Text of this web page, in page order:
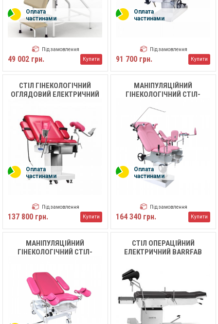
Оплата
частинами
Під замовлення
49 002 грн. Купити
Оплата
частинами
Під замовлення
91 700 грн. Купити
СТІЛ ГІНЕКОЛОГІЧНИЙ
ОГЛЯДОВИЙ ЕЛЕКТРИЧНИЙ
Оплата
частинами
Під замовлення
137 800 грн. Купити
МАНІПУЛЯЦІЙНИЙ
ГІНЕКОЛОГІЧНИЙ СТІЛ-
401G
Оплата
частинами
Під замовлення
164 340 грн. Купити
МАНІПУЛЯЦІЙНИЙ
ГІНЕКОЛОГІЧНИЙ СТІЛ-
СТІЛ ОПЕРАЦІЙНИЙ
ЕЛЕКТРИЧНИЙ BARRFAB